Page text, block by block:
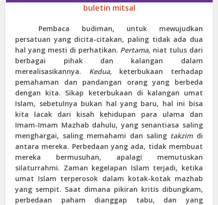
buletin mitsal
Pembaca budiman, untuk mewujudkan
persatuan yang dicita-citakan, paling tidak ada dua
hal yang mesti di perhatikan. Pertama, niat tulus dari
berbagai pihak dan kalangan dalam
merealisasikannya. Kedua, keterbukaan terhadap
pemahaman dan pandangan orang yang berbeda
dengan kita. Sikap keterbukaan di kalangan umat
Islam, sebetulnya bukan hal yang baru, hal ini bisa
kita lacak dari kisah kehidupan para ulama dan
Imam-Imam Mazhab dahulu, yang senantiasa saling
menghargai, saling memahami dan saling takzimdi
antara mereka. Perbedaan yang ada, tidak membuat
mereka bermusuhan, apalagi memutuskan
silaturrahmi. Zaman kegelapan Islam terjadi, ketika
umat Islam terperosok dalam kotak-kotak mazhab
yang sempit. Saat dimana pikiran kritis dibungkam,
perbedaan paham dianggap tabu, dan yang